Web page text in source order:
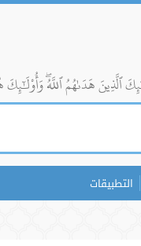
ٱلَّذِينَ هَدَىٰهُمُ ٱللَّهُۖ وَأُوْلَٰٓئِكَ
التطبيقات